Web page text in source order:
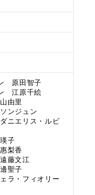
原田智子
江原千絵
由里
ンジュン
ニエリス・ルビ
子
梨香
藤文江
聖子
ラ・フィオリー